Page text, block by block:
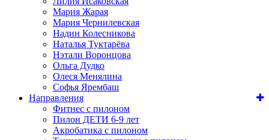
Мария Жарая
Мария Чернилевская
Надин Колесникова
Наталья Туктарёва
Нэтали Воронцова
Ольга Дудко
Олеся Менялина
Софья Ярембаш
Направления
Фитнес с пилоном
Пилон ДЕТИ 6-9 лет
Акробатика с пилоном